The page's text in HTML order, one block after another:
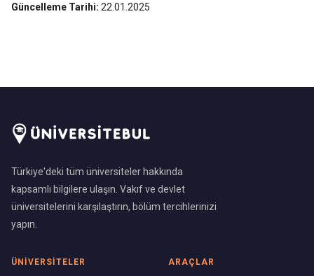
Güncelleme Tarihi: 22.01.2025
Türkiye'deki tüm üniversiteler hakkında
kapsamlı bilgilere ulaşın. Vakıf ve devlet
üniversitelerini karşılaştırın, bölüm tercihlerinizi
yapın.
ÜNIVERSITELER ARAÇLAR